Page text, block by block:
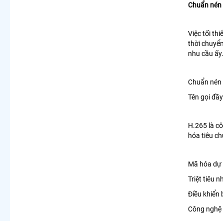
Chuẩn
Việc tối
thời
nhu cầu ấy.
Chuẩn
Tên gọi
H.265 là
hóa tiêu
Mã hóa
Triệt tiêu
Điều khiển
Công